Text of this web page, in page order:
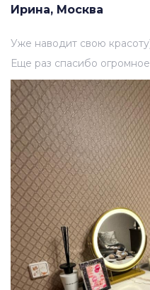
Ирина, Москва
Уже наводит свою
Еще раз спасибо